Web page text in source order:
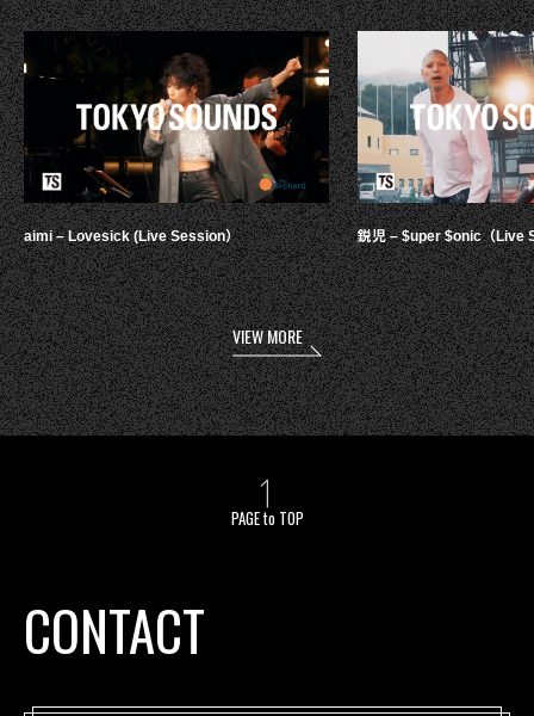
aimi – Lovesick (Live Session） 鋭児 – $uper $onic（Live
VIEW MORE
PAGE to TOP
CONTACT